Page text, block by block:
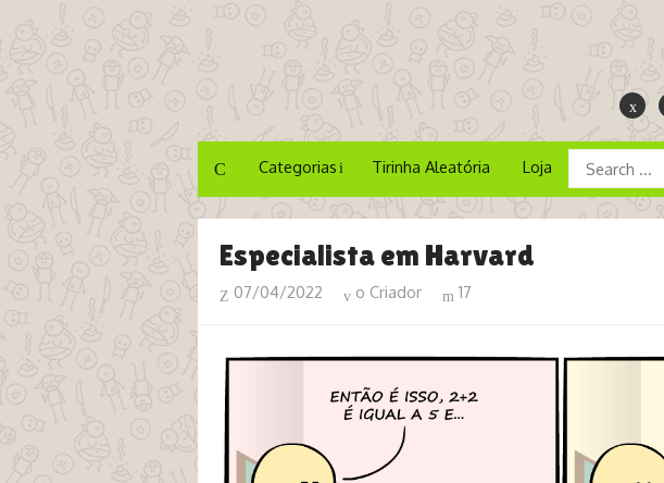
Categorias Tirinha Aleatória Loja
Especialista em Harvard
07/04/2022 o Criador 17